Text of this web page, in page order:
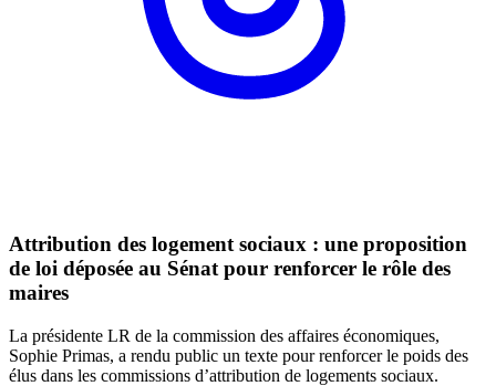
Attribution des logement sociaux : une proposition
de loi déposée au Sénat pour renforcer le rôle des
maires
La présidente LR de la commission des affaires économiques,
Sophie Primas, a rendu public un texte pour renforcer le poids des
élus dans les commissions d’attribution de logements sociaux.